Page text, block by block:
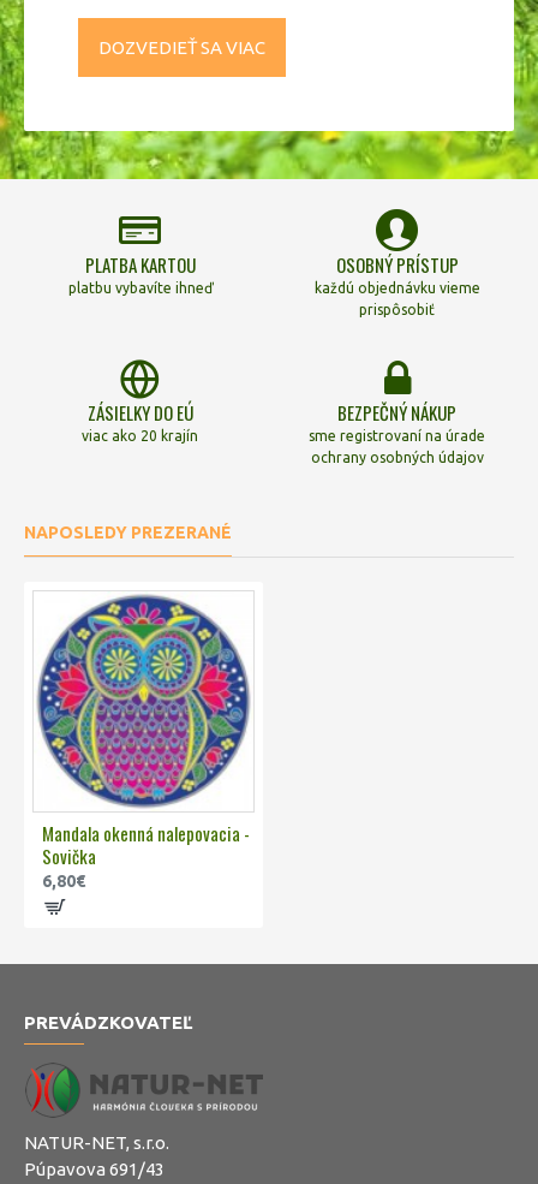
DOZVEDIEŤ SA VIAC
PLATBA KARTOU
platbu vybavíte ihneď
OSOBNÝ PRÍSTUP
každú objednávku vieme
prispôsobiť
ZÁSIELKY DO EÚ
viac ako 20 krajín
BEZPEČNÝ NÁKUP
sme registrovaní na úrade
ochrany osobných údajov
NAPOSLEDY PREZERANÉ
Mandala okenná nalepovacia -
Sovička
6,80€
PREVÁDZKOVATEĽ
NATUR-NET, s.r.o.
Púpavova 691/43